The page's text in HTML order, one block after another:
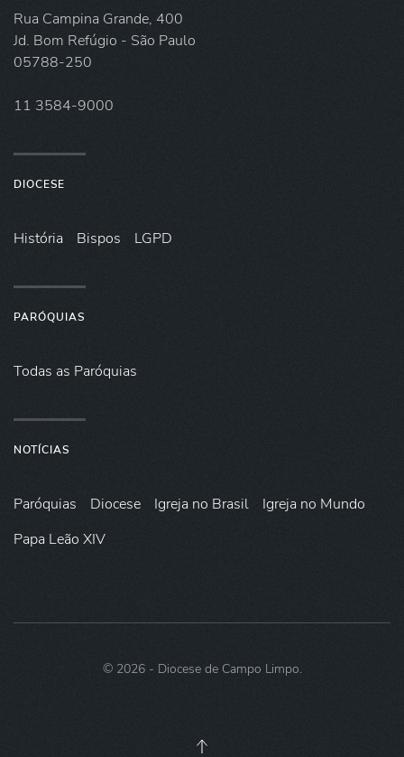
Rua Campina Grande, 400
Jd. Bom Refúgio - São Paulo
05788-250
11 3584-9000
DIOCESE
História Bispos LGPD
PARÓQUIAS
Todas as Paróquias
NOTÍCIAS
Paróquias Diocese Igreja no Brasil
Igreja no Mundo
Papa Leão XIV
© 2026- Diocese de Campo Limpo.